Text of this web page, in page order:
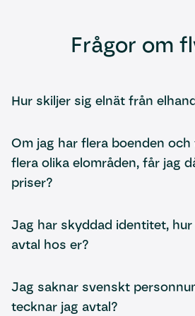
Frågor om
Hur skiljer sig elnät från
levererar elen. Man skulle kunna
järnvägen. Om elnätet är rälsen så
ansvarig för tågen.
Om jag har flera boenden
flera olika elområden, får jag
priser?
boende geografiskt finns i så får
Jag har skyddad identitet,
avtal hos er?
skyddade personuppgifter och
du alltid uppger att du har
Jag saknar svenskt
tecknar jag avtal?